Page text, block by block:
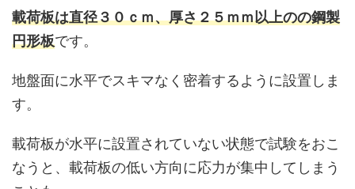
載荷板は直径３０ｃｍ、厚さ２５ｍｍ以上のの鋼製
円形板です。
地盤面に水平でスキマなく密着するように設置しま
す。
載荷板が水平に設置されていない状態で試験をおこ
なうと、載荷板の低い方向に応力が集中してしまう